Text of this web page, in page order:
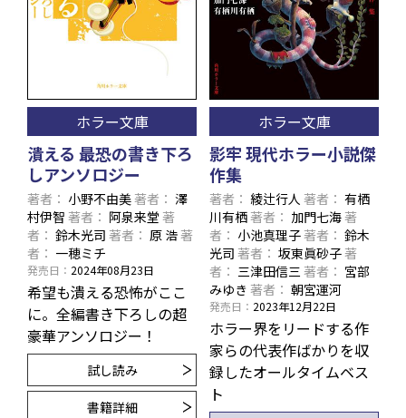
ホラー文庫
潰える 最恐の書き下ろ
しアンソロジー
著者 小野不由美著者
澤
村伊智 著者 阿泉来堂 著
者
鈴木光司 著者 原 浩著
者
一穂ミチ
発売日 2024年08月23日
希望も潰える恐怖がここ
に。全編書き下ろしの超
豪華アンソロジー！
試し読み
書籍詳細
ホラー文庫
影牢 現代ホラー小説傑
作集
著者 綾辻行人 著者
有栖
川有栖著者 加門七海著
者
小池真理子著者
鈴木
光司 著者 坂東眞砂子著
者
三津田信三 著者
宮部
みゆき 著者 朝宮運河
発売日 2023年12月22日
ホラー界をリードする作
家らの代表作ばかりを収
録したオールタイムベス
ト